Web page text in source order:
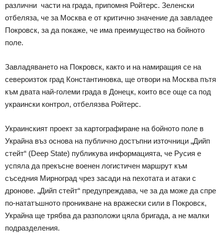
различни части на града, припомня Ройтерс. Зеленски
отбеляза, че за Москва е от критично значение да завладее
Покровск, за да покаже, че има преимущество на бойното
поле.
Завладяването на Покровск, както и на намиращия се на
североизток град Константиновка, ще отвори на Москва пътя
към двата най-големи града в Донецк, които все още са под
украински контрол, отбелязва Ройтерс.
Украинският проект за картографиране на бойното поле в
Украйна въз основа на публично достъпни източници „Дийп
стейт“ (Deep State) публикува информацията, че Русия е
успяла да прекъсне военен логистичен маршрут към
съседния Мирноград чрез засади на пехотата и атаки с
дронове. „Дийп стейт“ предупреждава, че за да може да спре
по-нататъшното проникване на вражески сили в Покровск,
Украйна ще трябва да разположи цяла бригада, а не малки
подразделения.